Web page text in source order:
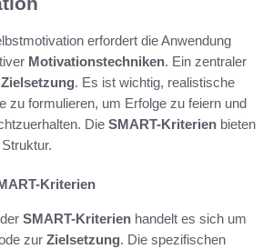
erfordert die Anwendung
Motivationstechniken. Ein zentraler
Zielsetzung. Es ist wichtig, realistische
zu formulieren, um Erfolge zu feiern und
Die SMART-Kriterien bieten
Kriterien
SMART-Kriterien handelt es sich um
zur Zielsetzung. Die spezifischen